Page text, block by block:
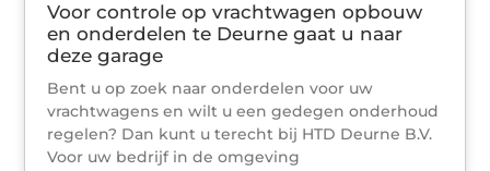
Voor controle op vrachtwagen opbouw
en onderdelen te Deurne gaat u naar
deze garage
Bent u op zoek naar onderdelen voor uw
vrachtwagens en wilt u een gedegen onderhoud
regelen? Dan kunt u terecht bij HTD Deurne B.V.
Voor uw bedrijf in de omgeving